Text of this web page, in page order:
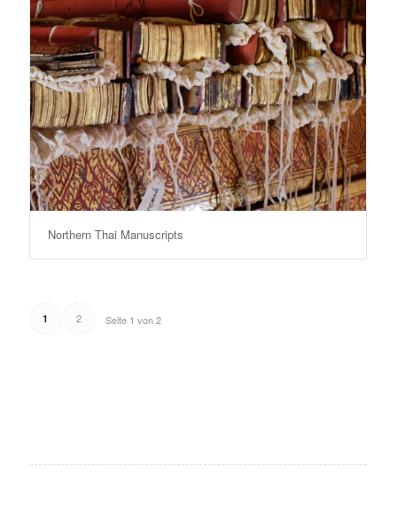
Northern Thai Manuscripts
Seite 1 von 2
1 2